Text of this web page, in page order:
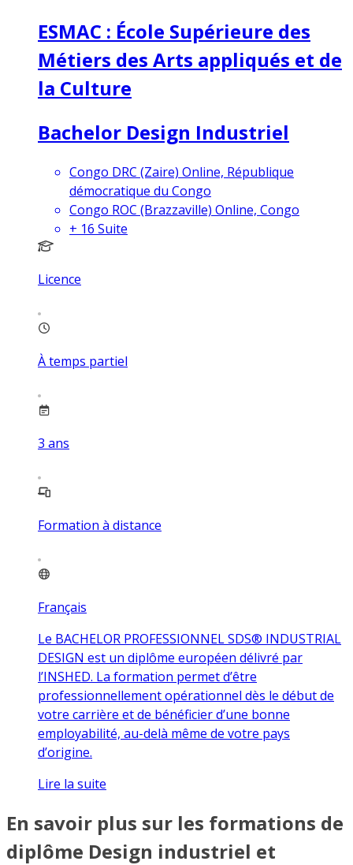
ESMAC : École Supérieure des
Métiers des Arts appliqués et de
la Culture
Bachelor Design Industriel
Congo DRC (Zaire) Online, République
démocratique du Congo
Congo ROC (Brazzaville) Online, Congo
+ 16 Suite
Licence
À temps partiel
3 ans
Formation à distance
Français
Le BACHELOR PROFESSIONNEL SDS® INDUSTRIAL
DESIGN est un diplôme européen délivré par
l’INSHED. La formation permet d’être
professionnellement opérationnel dès le début de
votre carrière et de bénéficier d’une bonne
employabilité, au-delà même de votre pays
d’origine.
Lire la suite
En savoir plus sur les formations de
diplôme Design industriel et